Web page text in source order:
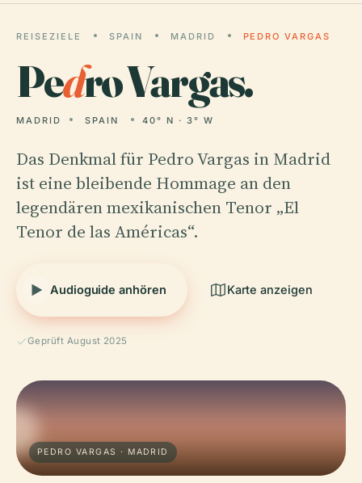
REISEZIELE SPAIN MADRID PEDRO VARGAS
Pedro Vargas.
MADRID SPAIN 40° N · 3° W
Das Denkmal für Pedro Vargas in Madrid
ist eine bleibende Hommage an den
legendären mexikanischen Tenor „El
Tenor de las Américas“.
Audioguide anhören Karte anzeigen
Geprüft August 2025
PEDRO VARGAS · MADRID